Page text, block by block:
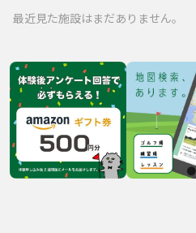
最近見た施設はまだありません。